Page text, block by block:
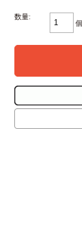
数量:
個